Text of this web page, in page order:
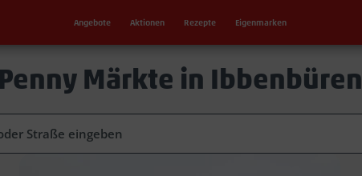
Angebote Aktionen Rezepte Eigenmarken
Penny Märkte in Ibbenbüren